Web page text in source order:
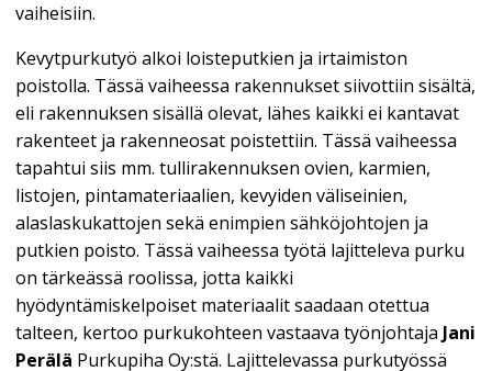
vaiheisiin.
Kevytpurkutyö alkoi loisteputkien ja irtaimiston
poistolla. Tässä vaiheessa rakennukset siivottiin sisältä,
eli rakennuksen sisällä olevat, lähes kaikki ei kantavat
rakenteet ja rakenneosat poistettiin. Tässä vaiheessa
tapahtui siis mm. tullirakennuksen ovien, karmien,
listojen, pintamateriaalien, kevyiden väliseinien,
alaslaskukattojen sekä enimpien sähköjohtojen ja
putkien poisto. Tässä vaiheessa työtä lajitteleva purku
on tärkeässä roolissa, jotta kaikki
hyödyntämiskelpoiset materiaalit saadaan otettua
talteen, kertoo purkukohteen vastaava työnjohtaja Jani
Perälä Purkupiha Oy:stä. Lajittelevassa purkutyössä